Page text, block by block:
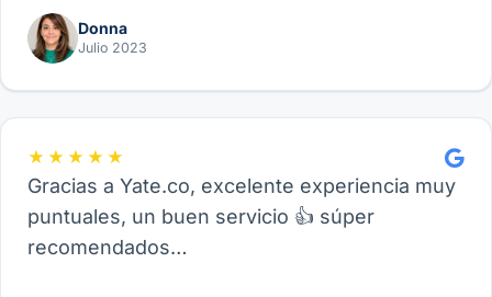
Donna
Julio 2023
★★★★★
Gracias a Yate.co, excelente experiencia muy
puntuales, un buen servicio 👍 súper
recomendados…